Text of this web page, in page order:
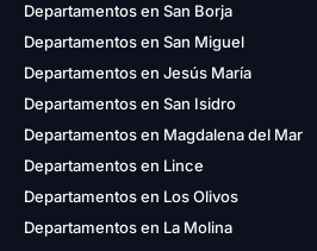
Departamentos en San Borja
Departamentos en San Miguel
Departamentos en Jesús María
Departamentos en San Isidro
Departamentos en Magdalena del Mar
Departamentos en Lince
Departamentos en Los Olivos
Departamentos en La Molina